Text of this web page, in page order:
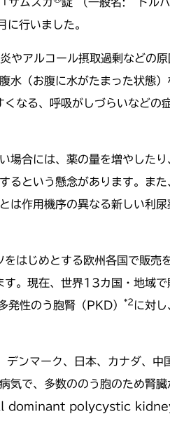
行いました。
やアルコール摂取過剰などの原
水（お腹に水がたまった状態
なる、呼吸がしづらいなどの
場合には、薬の量を増やした
るという懸念があります。ま
は作用機序の異なる新しい利尿
はじめとする欧州各国で販売
。現在、世界13カ国・地域で
発性のう胞腎（PKD） *2 に対
デンマーク、日本、カナダ、中
気で、多数ののう胞のため腎
dominant polycystic